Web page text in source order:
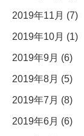
2019年11月 (7)
2019年10月 (1)
2019年9月 (6)
2019年8月 (5)
2019年7月 (8)
2019年6月 (6)